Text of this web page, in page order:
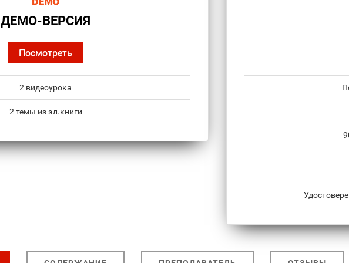
ДЕМО-ВЕРСИЯ
Посмотреть
2 видеоурока
2 темы из эл.книги